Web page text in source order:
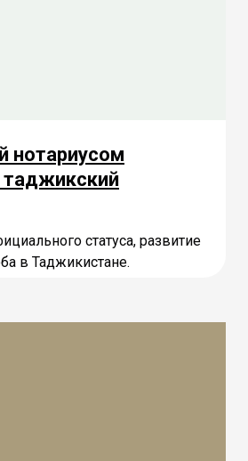
нотариусом
таджикский
статуса, развитие
в Таджикистане.